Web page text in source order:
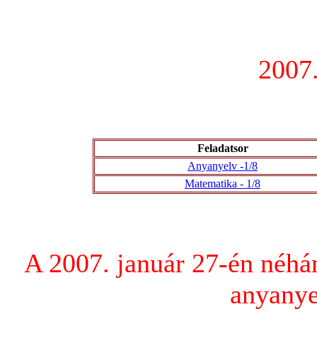
Feladatsor
Anyanyelv -1/8
Matematika - 1/8
A 2007. január 27-én